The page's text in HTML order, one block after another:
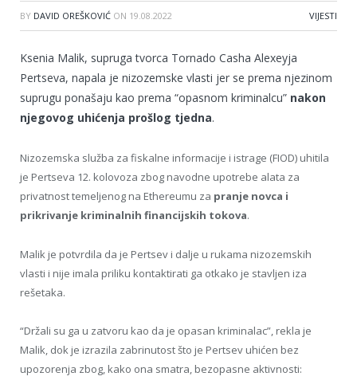
BY DAVID OREŠKOVIĆ ON 19.08.2022 VIJESTI
Ksenia Malik, supruga tvorca Tornado Casha Alexeyja
Pertseva, napala je nizozemske vlasti jer se prema njezinom
suprugu ponašaju kao prema “opasnom kriminalcu” nakon
njegovog uhićenja prošlog tjedna.
Nizozemska služba za fiskalne informacije i istrage (FIOD) uhitila
je Pertseva 12. kolovoza zbog navodne upotrebe alata za
privatnost temeljenog na Ethereumu za pranje novca i
prikrivanje kriminalnih financijskih tokova.
Malik je potvrdila da je Pertsev i dalje u rukama nizozemskih
vlasti i nije imala priliku kontaktirati ga otkako je stavljen iza
rešetaka.
“Držali su ga u zatvoru kao da je opasan kriminalac”, rekla je
Malik, dok je izrazila zabrinutost što je Pertsev uhićen bez
upozorenja zbog, kako ona smatra, bezopasne aktivnosti: